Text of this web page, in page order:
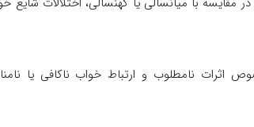
اثرات نامطلوب و ارتباط خواب ناکافی یا